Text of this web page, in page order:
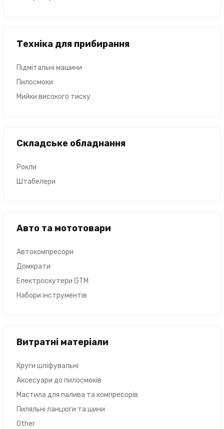
Техніка для прибирання
Підмітальні машини
Пилосмоки
Мийки високого тиску
Складське обладнання
Рокли
Штабелери
Авто та мототовари
Автокомпресори
Домкрати
Електроскутери GTM
Набори інструментів
Витратні матеріали
Круги шліфувальні
Аксесуари до пилосмоків
Мастила для палива та компресорів
Пиляльні ланцюги та шини
Other